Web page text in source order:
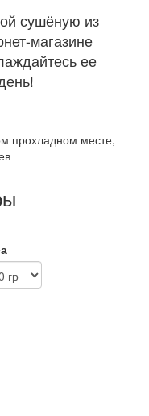
сушёную из
магазине
ее
прохладном месте,